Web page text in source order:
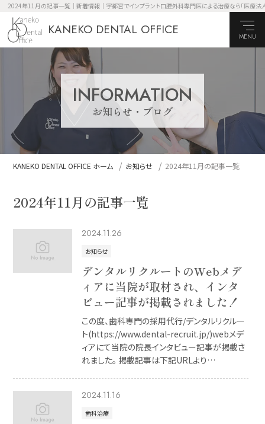
2024年11月の記事一覧｜新着情報｜宇都宮でインプラント口腔外科専門医による治療なら「医療法人
KANEKO DENTAL OFFICE MENU
INFORMATION
お知らせ・ブログ
KANEKO DENTAL OFFICE ホーム お知らせ 2024年11月の記事一覧
2024年11月の記事一覧
2024.11.26
お知らせ
デンタルリクルートのWebメデ
ィアに当院が取材され、インタ
ビュー記事が掲載されました！
この度、歯科専門の採用代行/デンタルリクルー
ト(https://www.dental-recruit.jp/)webメデ
ィアにて当院の院長インタビュー記事が掲載さ
れました。 掲載記事は下記URLより…
2024.11.16
歯科治療